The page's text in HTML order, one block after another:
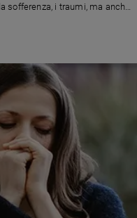
sofferenza, i traumi, ma anche
famiglie divorziate